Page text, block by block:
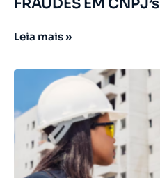
FRAUDES EM CNPJ’s
Leia mais »